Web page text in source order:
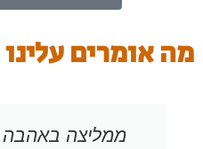
מה אומרים עלינו
ממליצה באהבה